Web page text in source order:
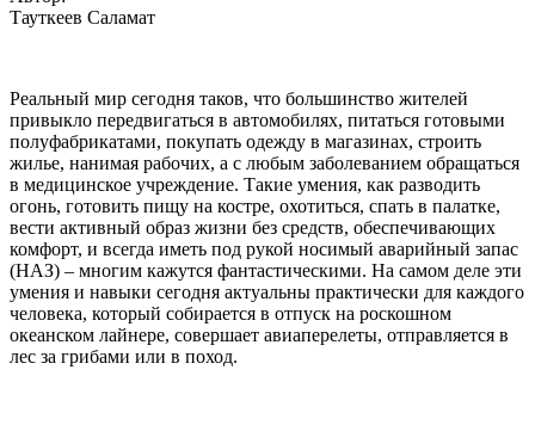
Тауткеев Саламат
Реальный мир сегодня таков, что большинство жителей
привыкло передвигаться в автомобилях, питаться готовыми
полуфабрикатами, покупать одежду в магазинах, строить
жилье, нанимая рабочих, а с любым заболеванием обращаться
в медицинское учреждение. Такие умения, как разводить
огонь, готовить пищу на костре, охотиться, спать в палатке,
вести активный образ жизни без средств, обеспечивающих
комфорт, и всегда иметь под рукой носимый аварийный запас
(НАЗ) – многим кажутся фантастическими. На самом деле эти
умения и навыки сегодня актуальны практически для каждого
человека, который собирается в отпуск на роскошном
океанском лайнере, совершает авиаперелеты, отправляется в
лес за грибами или в поход.